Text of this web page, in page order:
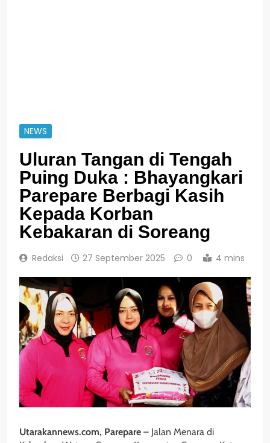
NEWS
Uluran Tangan di Tengah
Puing Duka : Bhayangkari
Parepare Berbagi Kasih
Kepada Korban
Kebakaran di Soreang
Redaksi 27 September 2025 0 4 mins
Utarakannews.com, Parepare – Jalan Menara di